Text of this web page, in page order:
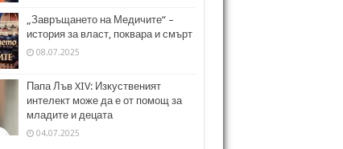
„Завръщането на Медичите“ –
история за власт, поквара и смърт
08.07.2025
Папа Лъв XIV: Изкуственият
интелект може да е от помощ за
младите и децата
04.07.2025